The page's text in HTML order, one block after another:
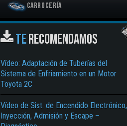
Carrocería
TERECOMENDAMOS
Vídeo: Adaptación de Tuberías del
Sistema de Enfriamiento en un Motor
Toyota 2C
Vídeo de Sist. de Encendido Electrónico,
Inyección, Admisión y Escape –